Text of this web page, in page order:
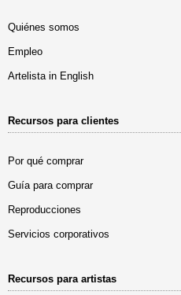
Quiénes somos
Empleo
Artelista in English
Recursos para clientes
Por qué comprar
Guía para comprar
Reproducciones
Servicios corporativos
Recursos para artistas